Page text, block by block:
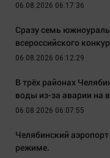
06.08.2026 06:17:36
Сразу семь
всероссийского
06.08.2026 06:12:29
В трёх районах
воды из-за аварии на
06.08.2026 06:07:55
Челябинский
режиме.